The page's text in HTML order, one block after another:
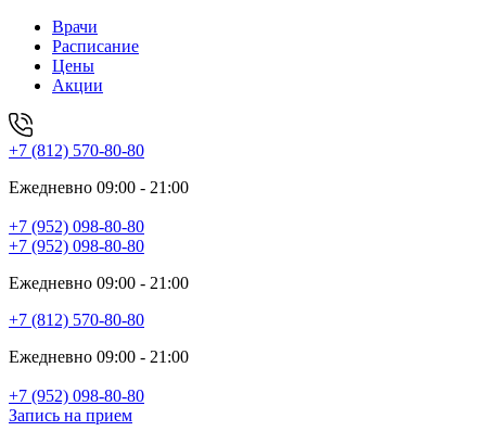
Врачи
Расписание
Цены
Акции
+7 (812) 570-80-80
Ежедневно 09:00 - 21:00
+7 (952) 098-80-80
+7 (952) 098-80-80
Ежедневно 09:00 - 21:00
+7 (812) 570-80-80
Ежедневно 09:00 - 21:00
+7 (952) 098-80-80
Запись на прием